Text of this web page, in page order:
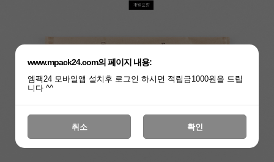
www.mpack24.com의 페이지 내용:
엠팩24 모바일앱 설치후 로그인 하시면 적립금1000원을 드립
니다 ^^
취소 확인